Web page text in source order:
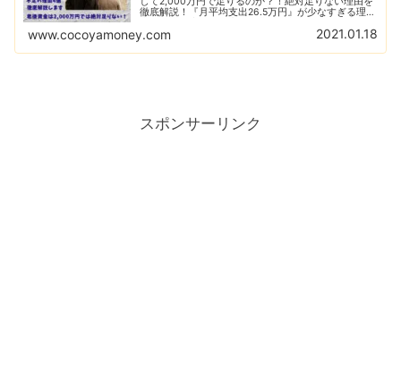
徹底解説！『月平均支出26.5万円』が少なすぎる理
ンフレ問題。最後に対策を攻略します！
www.cocoyamoney.com 2021.01.18
スポンサーリンク